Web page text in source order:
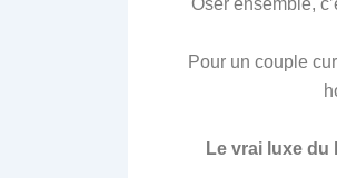
Oser ensemble,
Pour un couple
Le vrai luxe du